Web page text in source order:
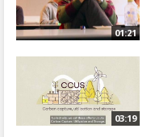
01:21
03:19